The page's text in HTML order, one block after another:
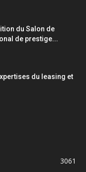
du Salon de
de prestige...
du leasing et
3061